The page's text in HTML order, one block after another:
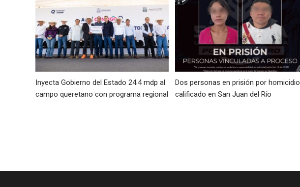
Inyecta Gobierno del Estado 24.4 mdp al
campo queretano con programa regional
Dos personas en prisión por homicidio
calificado en San Juan del Río